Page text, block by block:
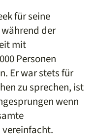
für seine
der
mit
Personen
Er war stets für
zu sprechen, ist
wenn